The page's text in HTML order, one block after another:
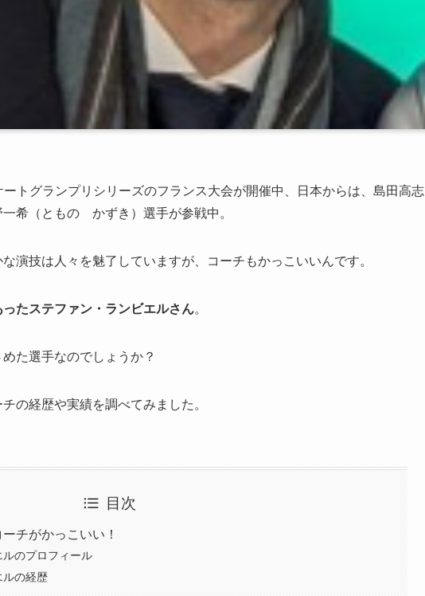
トグランプリシリーズのフランス大会が開催中、日本からは、島田高志
希（ともの かずき）選手が参戦中。
演技は人々を魅了していますが、コーチもかっこいいんです。
たステファン・ランビエルさん。
た選手なのでしょうか？
の経歴や実績を調べてみました。
目次
チがかっこいい！
のプロフィール
ルの経歴